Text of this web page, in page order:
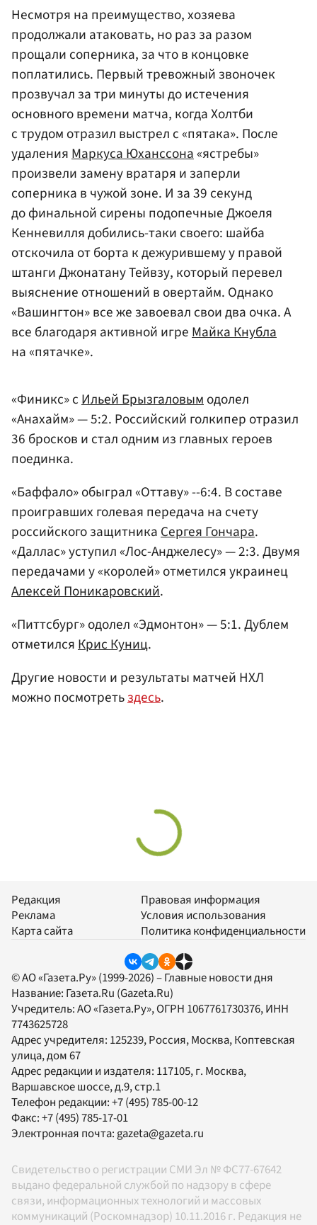
Несмотря на преимущество, хозяева
продолжали атаковать, но раз за разом
прощали соперника, за что в концовке
поплатились. Первый тревожный звоночек
прозвучал за три минуты до истечения
основного времени матча, когда Холтби
с трудом отразил выстрел с «пятака». После
удаленияМаркуса Юханссона«ястребы»
произвели замену вратаря и заперли
соперника в чужой зоне. И за 39 секунд
до финальной сирены подопечные Джоеля
Кенневилля добились-таки своего: шайба
отскочила от борта к дежурившему у правой
штанги Джонатану Тейвзу, который перевел
выяснение отношений в овертайм. Однако
«Вашингтон» все же завоевал свои два очка. А
все благодаря активной игреМайка Кнубла
на «пятачке».
«Финикс» с Ильей Брызгаловым одолел
«Анахайм» — 5:2. Российский голкипер отразил
36 бросков и стал одним из главных героев
поединка.
«Баффало» обыграл «Оттаву» --6:4. В составе
проигравших голевая передача на счету
российского защитникаСергея Гончара.
«Даллас» уступил «Лос-Анджелесу» — 2:3. Двумя
передачами у «королей» отметился украинец
Алексей Поникаровский.
«Питтсбург» одолел «Эдмонтон» — 5:1. Дублем
отметилсяКрис Куниц.
Другие новости и результаты матчей НХЛ
можно посмотретьздесь.
Редакция
Реклама
Карта сайта
Правовая информация
Условия использования
Политика конфиденциальности
© АО «Газета.Ру» (1999-2026) – Главные новости дня
Название: Газета.Ru (Gazeta.Ru)
Учредитель:АО «Газета.Ру», ОГРН 1067761730376, ИНН
7743625728
Адрес учредителя: 125239, Россия, Москва, Коптевская
улица, дом 67
Адрес редакции и издателя: 117105, г. Москва,
Варшавское шоссе, д.9, стр.1
Телефон редакции:+7 (495) 785-00-12
Факс:+7 (495) 785-17-01
Электронная почта:gazeta@gazeta.ru
Свидетельство о регистрации СМИ Эл № ФС77-67642
выдано федеральной службой по надзору в сфере
связи, информационных технологий и массовых
коммуникаций (Роскомнадзор) 10.11.2016 г. Редакция не